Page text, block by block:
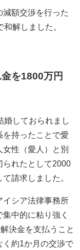
額交渉を行った
解しました。
を1800万円
しておられまし
を持ったことで愛
性（愛人）と別
られたとして2000
請求しました。
イシア法律事務所
中的に粘り強く
決金を支払うこと
く約1か月の交渉で